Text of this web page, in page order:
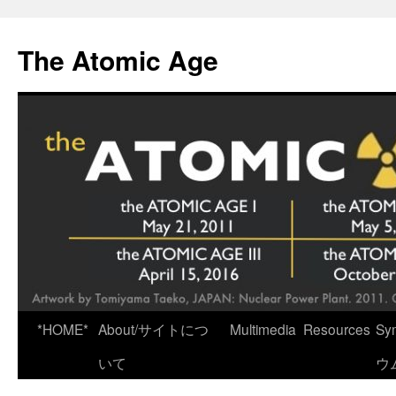
content
The Atomic Age
*HOME* About/サイトにつ
いて
Multimedia Resources
ウ